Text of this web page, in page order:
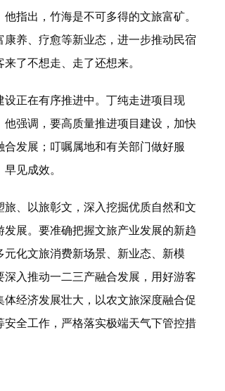
指出，竹海是不可多得的文旅富矿。
养、疗愈等新业态，进一步推动民宿
了不想走、走了还想来。
正在有序推进中。丁纯走进项目现
强调，要高质量推进项目建设，加快
发展；叮嘱属地和有关部门做好服
见成效。
、以旅彰文，深入挖掘优质自然和文
展。要准确把握文旅产业发展的新趋
化文旅消费新场景、新业态、新模
入推动一二三产融合发展，用好游客
经济发展壮大，以农文旅深度融合促
全工作，严格落实极端天气下管控措